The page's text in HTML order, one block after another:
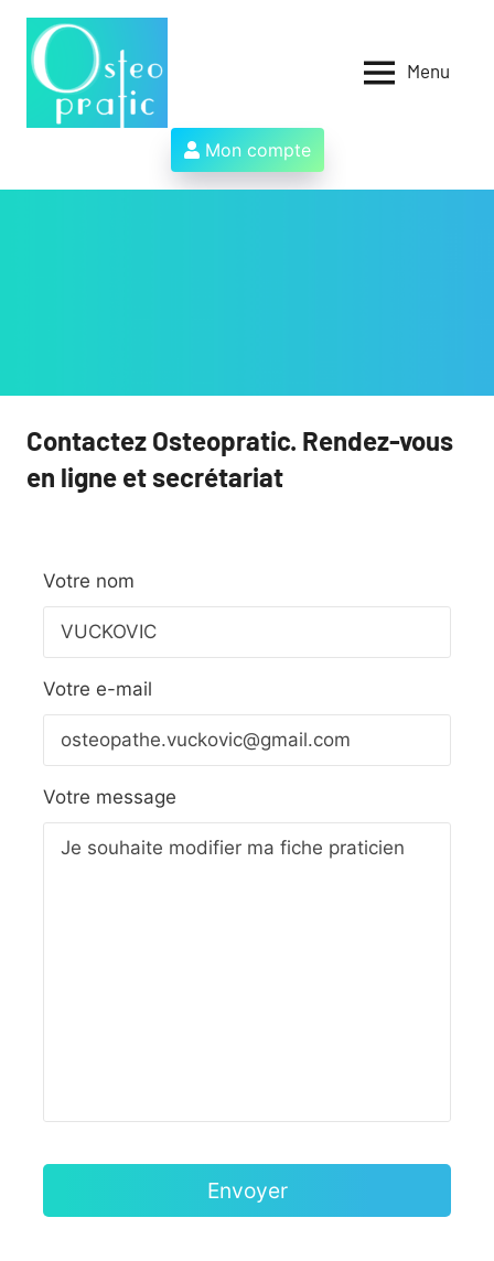
Aller
contenu
des
ostéopathes
et
Menu
Mon compte
Contactez Osteopratic. Rendez-vous
en ligne et secrétariat
Votre nom
Votre e-mail
Votre message